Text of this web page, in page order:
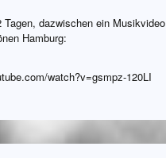
Tagen, dazwischen ein Musikvideo
Hamburg:
watch?v=gsmpz-120LI